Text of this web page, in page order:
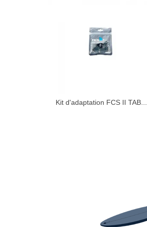
AJOUTER AU PANIER
Kit d'adaptation FCS II TAB...